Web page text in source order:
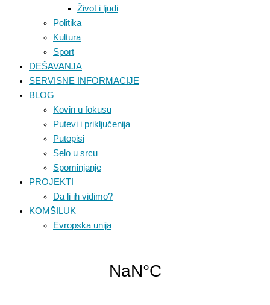
Život i ljudi
Politika
Kultura
Sport
DEŠAVANJA
SERVISNE INFORMACIJE
BLOG
Kovin u fokusu
Putevi i priključenija
Putopisi
Selo u srcu
Spominjanje
PROJEKTI
Da li ih vidimo?
KOMŠILUK
Evropska unija